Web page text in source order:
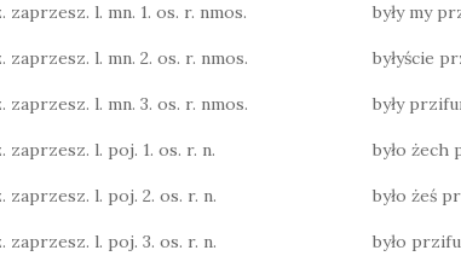
zaprzesz. l. mn. 1. os. r. nmos. były my
zaprzesz. l. mn. 2. os. r. nmos. byłyście
zaprzesz. l. mn. 3. os. r. nmos. były
zaprzesz. l. poj. 1. os. r. n. było żech
zaprzesz. l. poj. 2. os. r. n. było żeś
zaprzesz. l. poj. 3. os. r. n. było